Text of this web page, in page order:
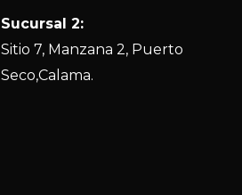
Sucursal 2:
Sitio 7, Manzana 2, Puerto
Seco,Calama.